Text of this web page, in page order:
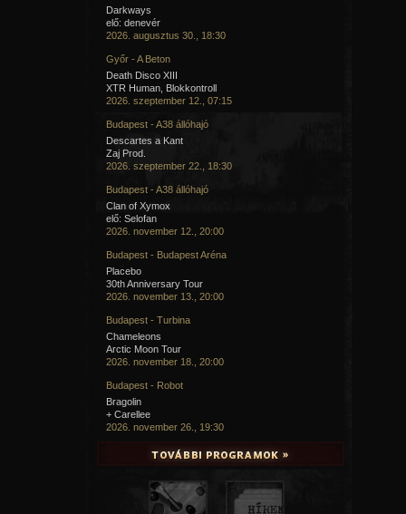
Darkways
elő: denevér
2026. augusztus 30., 18:30
Győr - A Beton
Death Disco XIII
XTR Human, Blokkontroll
2026. szeptember 12., 07:15
Budapest - A38 állóhajó
Descartes a Kant
Zaj Prod.
2026. szeptember 22., 18:30
Budapest - A38 állóhajó
Clan of Xymox
elő: Selofan
2026. november 12., 20:00
Budapest - Budapest Aréna
Placebo
30th Anniversary Tour
2026. november 13., 20:00
Budapest - Turbina
Chameleons
Arctic Moon Tour
2026. november 18., 20:00
Budapest - Robot
Bragolin
+ Carellee
2026. november 26., 19:30